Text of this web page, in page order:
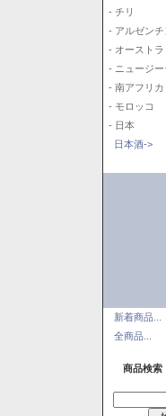
- チリ
- アルゼンチ
- オーストラ
- ニュージー
- 南アフリカ
- モロッコ
- 日本
日本酒->
新着商品...
全商品...
商品検索